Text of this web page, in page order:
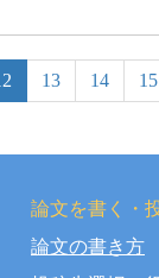
13 14 15
論文を書く・
論文の書き方
LIBRARY